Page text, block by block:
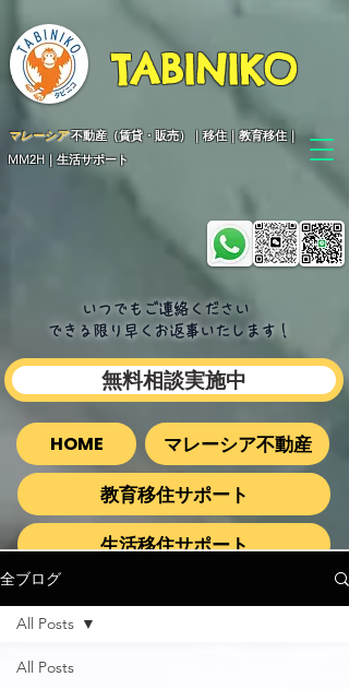
TABINIKO
マレーシア不動産（賃貸・販売）｜移住｜教育移住｜
MM2H｜生活サポート
いつでもご連絡ください
できる限り早くお返事いたします​！
無料相談実施中
HOME
マレーシア不動産
教育移住サポート
生活移住サポート
全ブログ
All Posts
All Posts